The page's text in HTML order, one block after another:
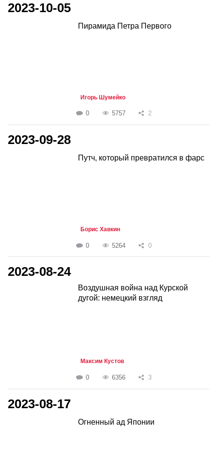
2023-10-05
Пирамида Петра Первого
Игорь Шумейко
0 5757 2
2023-09-28
Путч, который превратился в фарс
Борис Хавкин
0 5264 0
2023-08-24
Воздушная война над Курской
дугой: немецкий взгляд
Максим Кустов
0 6356 3
2023-08-17
Огненный ад Японии